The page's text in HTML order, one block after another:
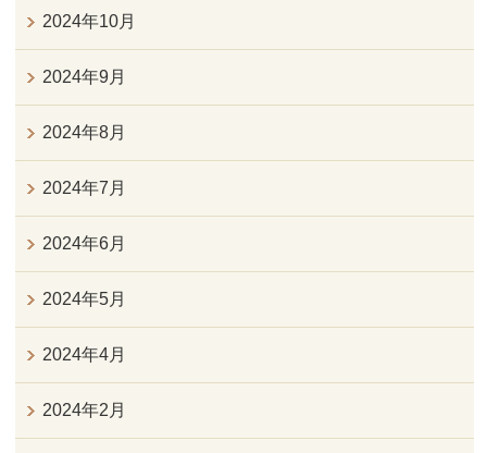
2024年10月
2024年9月
2024年8月
2024年7月
2024年6月
2024年5月
2024年4月
2024年2月